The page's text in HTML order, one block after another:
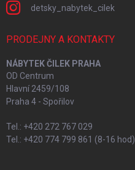
detsky_nabytek_cilek
PRODEJNY A KONTAKTY
NÁBYTEK ČILEK PRAHA
OD Centrum
Hlavní 2459/108
Praha 4 - Spořilov
Tel.: +420 272 767 029
Tel.: +420 774 799 861 (8-16 hod)